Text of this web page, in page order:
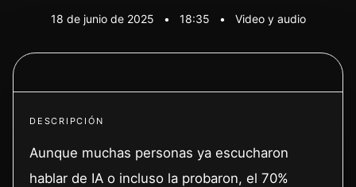
18 de junio de 2025 • 18:35 • Video y audio
DESCRIPCIÓN
Aunque muchas personas ya escucharon
hablar de IA o incluso la probaron, el 70%